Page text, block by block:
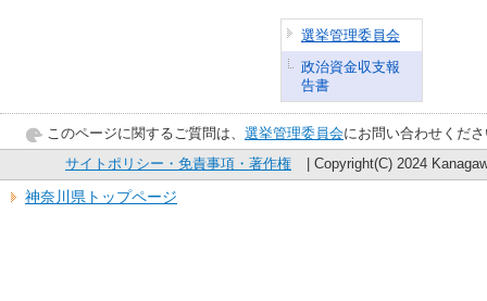
選挙管理委員会
政治資金収支報
告書
このページに関するご質問は、 選挙管理委員会にお問い合わせくだ
サイトポリシー・免責事項・著作権
| Copyright(C) 2024
神奈川県トップページ